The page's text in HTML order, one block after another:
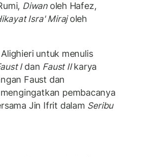
Diwanoleh Hafez,
Isra' Mirajoleh
untuk menulis
Idan Faust IIkarya
Faust dan
pembacanya
Jin Ifrit dalam Seribu